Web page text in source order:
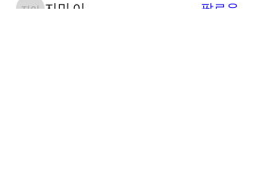
지민 이 팔로우